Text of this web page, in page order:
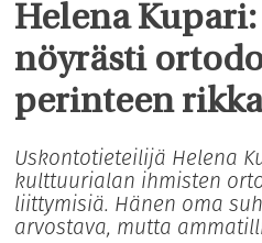
Kirkot
Apua & tukea
Tule mukaan
Yhteystiedot
Helena
nöyrästi
perinteen
Uskontotieteilijä Helena
kulttuurialan ihmisten
liittymisiä. Hänen oma
arvostava, mutta